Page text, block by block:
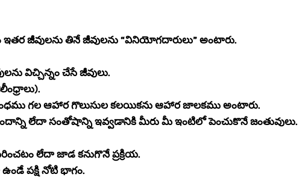
జీవులను తినే జీవులను “వినియోగదారులు” అంటారు.
విచ్చిన్నం చేసే జీవులు.
గల ఆహార గొలుసుల కలయికను ఆహార జాలకము అంటారు.
లేదా సంతోషాన్ని ఇవ్వడానికి మీరు మీ ఇంటిలో పెంచుకొనే జంతువులు.
లేదా జాడ కనుగొనే ప్రక్రియ.
ఉండే పక్షి నోటి భాగం.